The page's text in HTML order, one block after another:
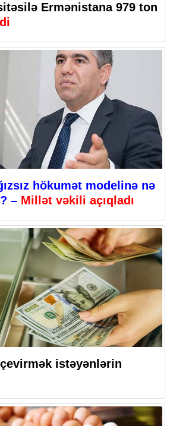
Ermənistana 979 ton
hökumət modelinə nə
– Millət vəkili açıqladı
istəyənlərin